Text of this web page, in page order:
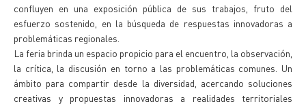
confluyen en una exposición pública de sus trabajos, fruto del
esfuerzo sostenido, en la búsqueda de respuestas innovadoras a
problemáticas regionales.
La feria brinda un espacio propicio para el encuentro, la observación,
la crítica, la discusión en torno a las problemáticas comunes. Un
ámbito para compartir desde la diversidad, acercando soluciones
creativas y propuestas innovadoras a realidades territoriales